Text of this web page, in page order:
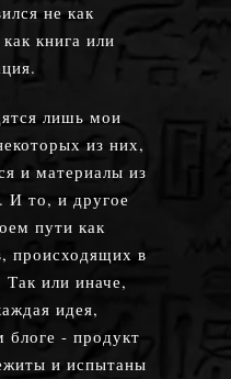
не как
книга или
лишь мои
из них,
и материалы из
И то, и другое
пути как
происходящих в
Так или иначе,
идея,
блоге - продукт
и испытаны